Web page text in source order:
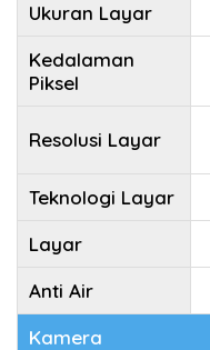
Ukuran Layar
Kedalaman
Piksel
Resolusi Layar
Teknologi Layar
Layar
Anti Air
Kamera